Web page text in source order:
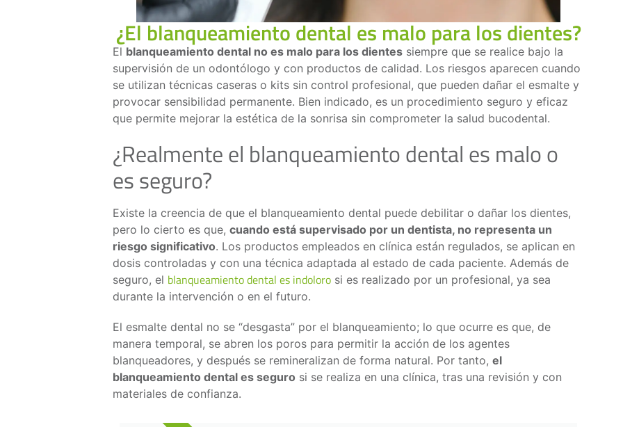
¿El blanqueamiento dental es malo para los dientes?
El blanqueamiento dental no es malo para los dientes siempre que se realice bajo la
supervisión de un odontólogo y con productos de calidad. Los riesgos aparecen cuando
se utilizan técnicas caseras o kits sin control profesional, que pueden dañar el esmalte y
provocar sensibilidad permanente. Bien indicado, es un procedimiento seguro y eficaz
que permite mejorar la estética de la sonrisa sin comprometer la salud bucodental.
¿Realmente el blanqueamiento dental es malo o
es seguro?
Existe la creencia de que el blanqueamiento dental puede debilitar o dañar los dientes,
pero lo cierto es que, cuando está supervisado por un dentista, no representa un
riesgo significativo. Los productos empleados en clínica están regulados, se aplican en
dosis controladas y con una técnica adaptada al estado de cada paciente. Además de
seguro, el blanqueamiento dental es indoloro si es realizado por un profesional, ya sea
durante la intervención o en el futuro.
El esmalte dental no se “desgasta” por el blanqueamiento; lo que ocurre es que, de
manera temporal, se abren los poros para permitir la acción de los agentes
blanqueadores, y después se remineralizan de forma natural. Por tanto, el
blanqueamiento dental es seguro si se realiza en una clínica, tras una revisión y con
materiales de confianza.